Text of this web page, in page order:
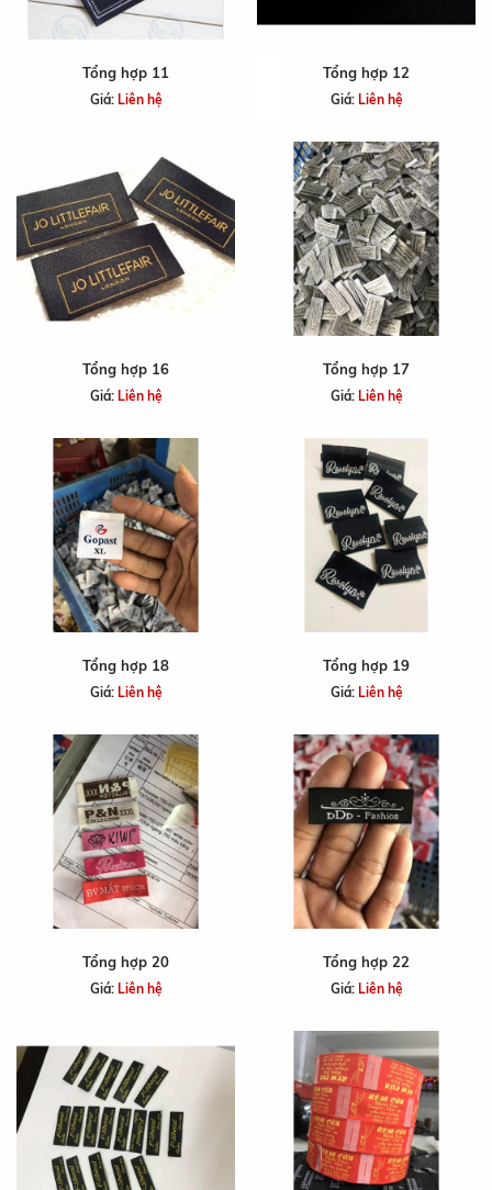
Tổng hợp 11
Giá: Liên hệ
Tổng hợp 12
Giá: Liên hệ
Tổng hợp 16
Giá: Liên hệ
Tổng hợp 17
Giá: Liên hệ
Tổng hợp 18
Giá: Liên hệ
Tổng hợp 19
Giá: Liên hệ
Tổng hợp 20
Giá: Liên hệ
Tổng hợp 22
Giá: Liên hệ